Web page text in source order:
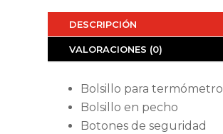
DESCRIPCIÓN
VALORACIONES (0)
Bolsillo para termómetro
Bolsillo en pecho
Botones de seguridad